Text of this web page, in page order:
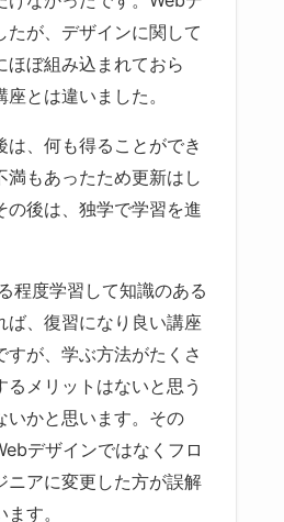
たが、デザインに関して
ほぼ組み込まれておら
とは違いました。
は、何も得ることができ
満もあったため更新はし
の後は、独学で学習を進
程度学習して知識のある
ば、復習になり良い講座
すが、学ぶ方法がたくさ
るメリットはないと思う
いかと思います。その
デザインではなくフロ
ニアに変更した方が誤解
す。